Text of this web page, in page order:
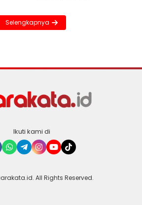
Selengkapnya
Ikuti kami di
All Rights Reserved.